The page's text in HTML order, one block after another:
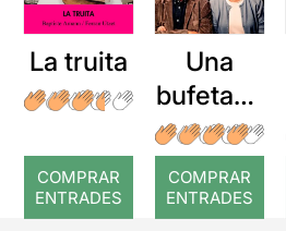
La truita
COMPRAR
ENTRADES
Una
bufetada
a temps
COMPRAR
ENTRADES